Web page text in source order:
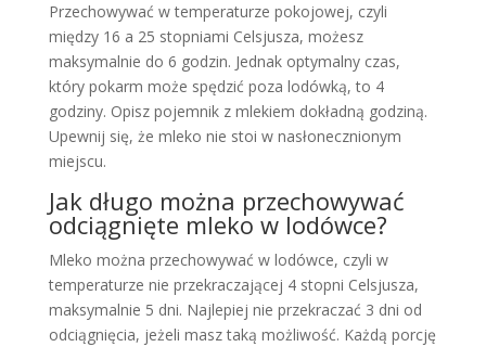
Przechowywać w temperaturze pokojowej, czyli
między 16 a 25 stopniami Celsjusza, możesz
maksymalnie do 6 godzin. Jednak optymalny czas,
który pokarm może spędzić poza lodówką, to 4
godziny. Opisz pojemnik z mlekiem dokładną godziną.
Upewnij się, że mleko nie stoi w nasłonecznionym
miejscu.
Jak długo można przechowywać
odciągnięte mleko w lodówce?
Mleko można przechowywać w lodówce, czyli w
temperaturze nie przekraczającej 4 stopni Celsjusza,
maksymalnie 5 dni. Najlepiej nie przekraczać 3 dni od
odciągnięcia, jeżeli masz taką możliwość. Każdą porcję